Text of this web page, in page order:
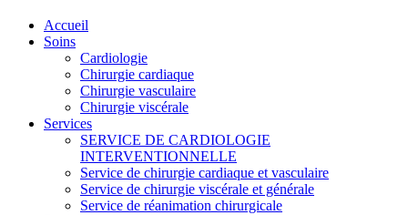
Accueil
Soins
Cardiologie
Chirurgie cardiaque
Chirurgie vasculaire
Chirurgie viscérale
Services
SERVICE DE CARDIOLOGIE
INTERVENTIONNELLE
Service de chirurgie cardiaque et vasculaire
Service de chirurgie viscérale et générale
Service de réanimation chirurgicale